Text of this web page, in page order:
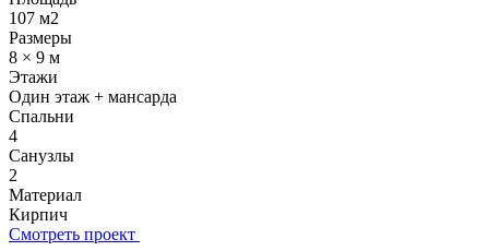
107 м2
Размеры
8 × 9 м
Этажи
Один этаж + мансарда
Спальни
4
Санузлы
2
Материал
Кирпич
Смотреть проект